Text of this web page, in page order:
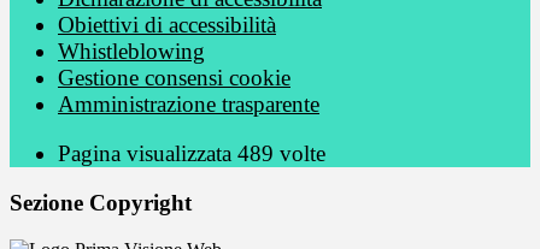
Obiettivi di accessibilità
Whistleblowing
Gestione consensi cookie
Amministrazione trasparente
Pagina visualizzata 489 volte
Sezione Copyright